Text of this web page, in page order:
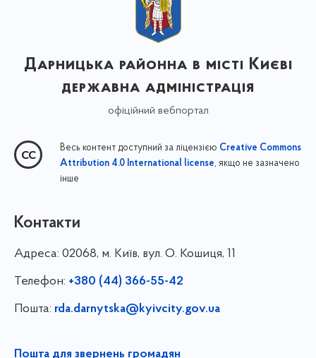
Дарницька районна в місті Києві
державна адміністрація
офіційний вебпортал
Весь контент доступний за ліцензією Creative Commons
Attribution 4.0 International license, якщо не зазначено
інше
Контакти
Адреса: 02068, м. Київ, вул. О. Кошиця, 11
Телефон: +380 (44) 366-55-42
Пошта: rda.darnytska@kyivcity.gov.ua
Пошта для звернень громадян